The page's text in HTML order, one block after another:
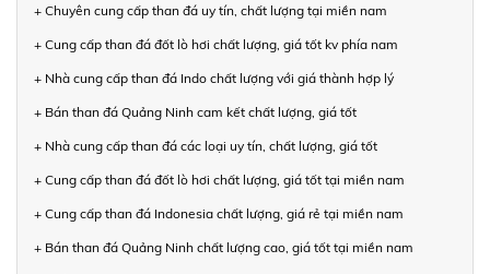
+ Chuyên cung cấp than đá uy tín, chất lượng tại miền nam
+ Cung cấp than đá đốt lò hơi chất lượng, giá tốt kv phía nam
+ Nhà cung cấp than đá Indo chất lượng với giá thành hợp lý
+ Bán than đá Quảng Ninh cam kết chất lượng, giá tốt
+ Nhà cung cấp than đá các loại uy tín, chất lượng, giá tốt
+ Cung cấp than đá đốt lò hơi chất lượng, giá tốt tại miền nam
+ Cung cấp than đá Indonesia chất lượng, giá rẻ tại miền nam
+ Bán than đá Quảng Ninh chất lượng cao, giá tốt tại miền nam